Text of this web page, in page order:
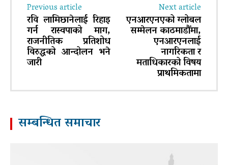
Previous article
रवि लामिछानेलाई रिहाइ
गर्न रास्वपाको माग,
राजनीतिक प्रतिशोध
विरुद्धको आन्दोलन भने
जारी
Next article
एनआरएनएको ग्लोबल
सम्मेलन काठमाडौंमा,
एनआरएनलाई
नागरिकता र
मताधिकारको विषय
प्राथमिकतामा
सम्बन्धित समाचार